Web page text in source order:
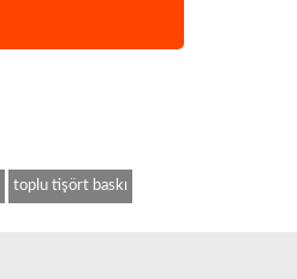
toplu tişört baskı